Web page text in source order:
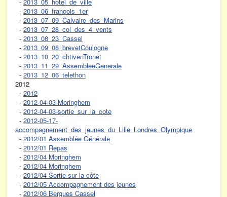
- 2013_06_francois_1er
- 2013_07_09_Calvaire_des_Marins
- 2013_07_28_col_des_4_vents
- 2013_08_23_Cassel
- 2013_09_08_brevetCoulogne
- 2013_10_20_chtivenTronet
- 2013_11_29_AssembleeGenerale
- 2013_12_06_telethon
2012
- 2012
- 2012-04-03-Moringhem
- 2012-04-03-sortie_sur_la_cote
- 2012-05-17-
accompagnement_des_jeunes_du_Lille_Londres_Olympique
- 2012/01 Assemblée Générale
- 2012/01 Repas
- 2012/04 Moringhem
- 2012/04 Moringhem
- 2012/04 Sortie sur la côte
- 2012/05 Accompagnement des jeunes
- 2012/06 Bergues Cassel